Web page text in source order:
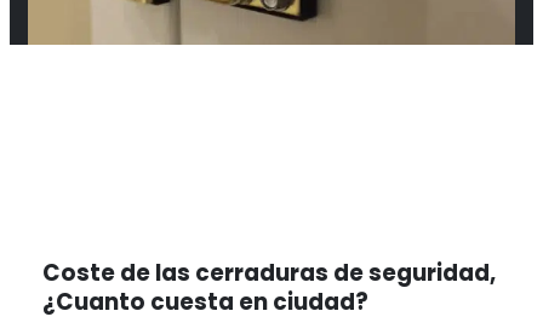
Coste de las cerraduras de seguridad,
¿Cuanto cuesta en ciudad?